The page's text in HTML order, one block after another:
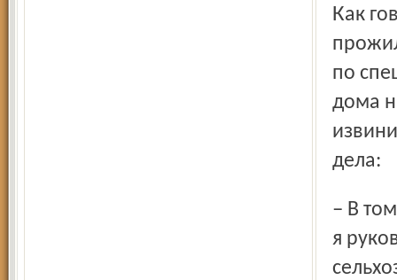
Как говорится, спасибо за совет. А. С. Денисов 34 года
по
дома
дела:
– В том же году, о котором вы упоминаете в своей статье,
я